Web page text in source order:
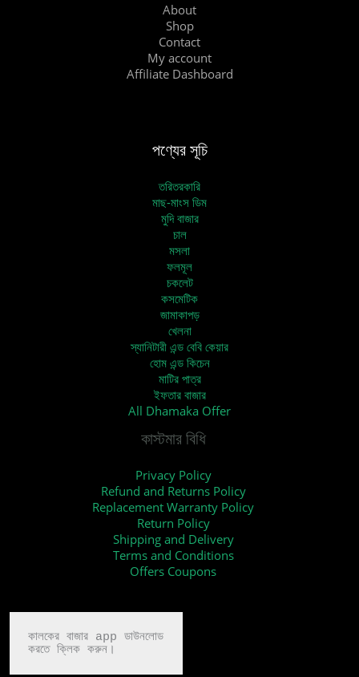
About
Shop
Contact
My account
Affiliate Dashboard
পণ্যের সূচি
তরিতরকারি
মাছ-মাংস ডিম
মুদি বাজার
চাল
মসলা
ফলমূল
চকলেট
কসমেটিক
জামাকাপড়
খেলনা
স্যানিটারী এন্ড বেবি কেয়ার
হোম এন্ড কিচেন
মাটির পাত্র
ইফতার বাজার
All Dhamaka Offer
কাস্টমার বিধি
Privacy Policy
Refund and Returns Policy
Replacement Warranty Policy
Return Policy
Shipping and Delivery
Terms and Conditions
Offers Coupons
কালকের বাজার app ডাউনলোড
করতে ক্লিক করুন।